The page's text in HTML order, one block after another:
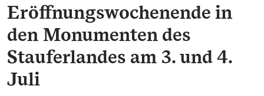
Eröffnungswochenende in
den Monumenten des
Stauferlandes am 3. und 4.
Juli